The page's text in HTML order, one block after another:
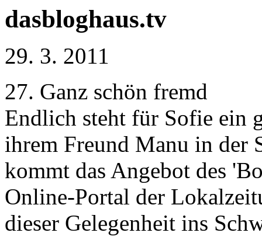
dasbloghaus.tv
29. 3. 2011
27. Ganz schön fremd
Endlich steht für Sofie ein
ihrem Freund Manu in der
kommt das Angebot des
Online-Portal der
dieser Gelegenheit ins